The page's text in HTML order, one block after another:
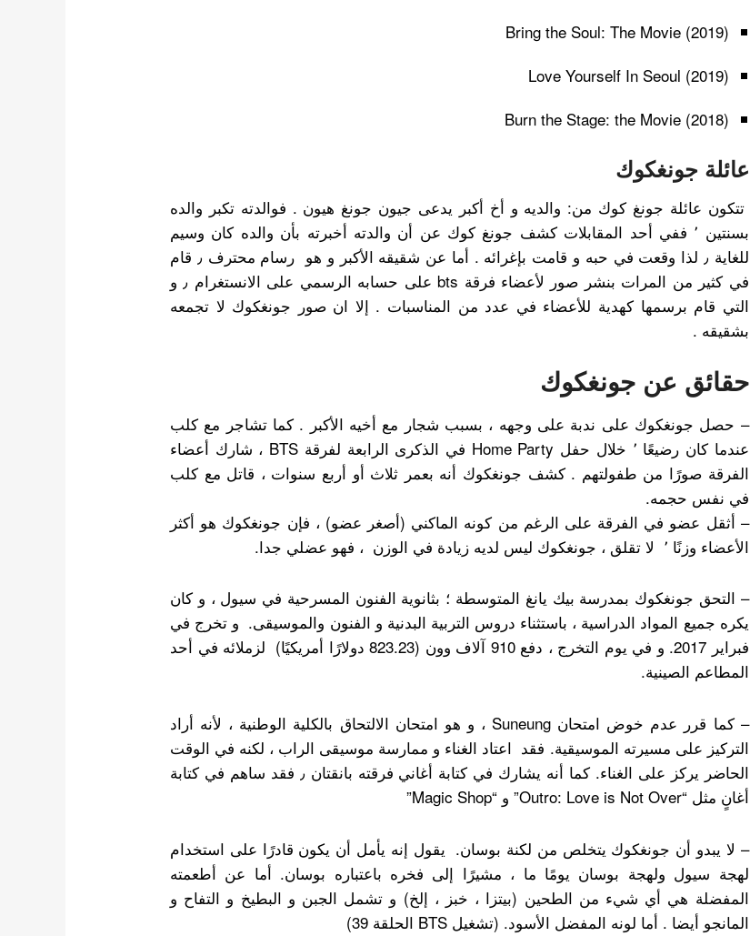
Bring the Soul: The Movie (2019)
Love Yourself In Seoul (2019)
Burn the Stage: the Movie (2018)
عائلة جونغكوك
تتكون عائلة جونغ كوك من: والديه و أخ أكبر يدعى جيون جونغ هيون . فوالدته تكبر والده
بسنتين ٬ ففي أحد المقابلات كشف جونغ كوك عن أن والدته أخبرته بأن والده كان وسيم
للغاية ٫ لذا وقعت في حبه و قامت بإغرائه . أما عن شقيقه
الأكبر و هو رسام محترف ٫ قام
في كثير من المرات بنشر صور لأعضاء فرقة bts على حسابه الرسمي على الانستغرام ٫ و
التي قام برسمها كهدية للأعضاء في عدد من المناسبات . إلا ان صور جونغكوك لا تجمعه
بشقيقه .
حقائق عن جونغكوك
– حصل جونغكوك على ندبة على وجهه ، بسبب شجار مع أخيه الأكبر . كما تشاجر مع كلب
عندما كان رضيعًا ٬ خلال حفل Home Party في الذكرى الرابعة لفرقة BTS ، شارك أعضاء
الفرقة صورًا من طفولتهم . كشف جونغكوك أنه بعمر ثلاث أو أربع سنوات ، قاتل مع كلب
في نفس حجمه.
– أثقل عضو في الفرقة على الرغم من كونه الماكني (أصغر عضو) ، فإن جونغكوك هو أكثر
الأعضاء وزنًا ٬ لا تقلق ، جونغكوك ليس لديه زيادة في الوزن ، فهو عضلي جدا.
– التحق جونغكوك بمدرسة بيك يانغ المتوسطة ؛ بثانوية الفنون المسرحية في سيول ، و كان
يكره جميع المواد الدراسية ، باستثناء دروس التربية البدنية و الفنون والموسيقى. و تخرج في
فبراير 2017.
و في يوم التخرج ، دفع 910 آلاف وون (823.23 دولارًا أمريكيًا) لزملائه في أحد
المطاعم الصينية.
– كما قرر عدم خوض امتحان Suneung ، و هو امتحان الالتحاق بالكلية الوطنية ، لأنه أراد
التركيز على مسيرته الموسيقية. فقد اعتاد الغناء و ممارسة موسيقى الراب ، لكنه في الوقت
الحاضر يركز على الغناء. كما أنه يشارك في كتابة أغاني فرقته بانقتان ٫ فقد ساهم في كتابة
أغانٍ مثل “Outro: Love is Not Over” و “Magic Shop”
– لا يبدو أن جونغكوك يتخلص من لكنة بوسان. يقول إنه يأمل أن يكون قادرًا على استخدام
لهجة سيول ولهجة بوسان يومًا ما ، مشيرًا إلى فخره باعتباره بوسان. أما عن أطعمته
المفضلة هي أي شيء من الطحين (بيتزا ، خبز ، إلخ) و تشمل الجبن و البطيخ و التفاح و
المانجو أيضا . أما لونه المفضل الأسود. (تشغيل BTS الحلقة 39)